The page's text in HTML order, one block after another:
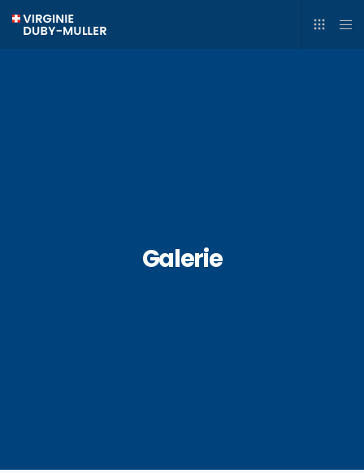
Galerie